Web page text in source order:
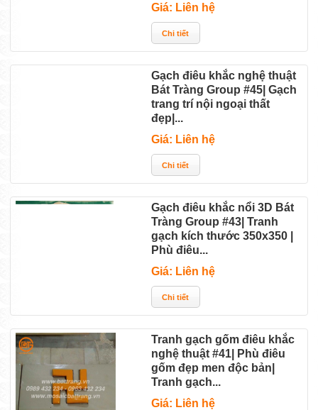
Giá: Liên hệ
Gạch điêu khắc nghệ thuật
Bát Tràng Group #45| Gạch
trang trí nội ngoại thất
đẹp|...
Giá: Liên hệ
Gạch điêu khắc nổi 3D Bát
Tràng Group #43| Tranh
gạch kích thước 350x350 |
Phù điêu...
Giá: Liên hệ
Tranh gạch gốm điêu khắc
nghệ thuật #41| Phù điêu
gốm đẹp men độc bản|
Tranh gạch...
Giá: Liên hệ